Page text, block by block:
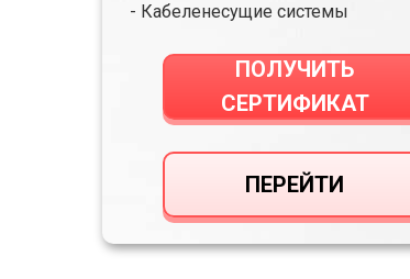
ПОЛУЧИТЬ
СЕРТИФИКАТ
ПЕРЕЙТИ
- Кабеленесущие системы